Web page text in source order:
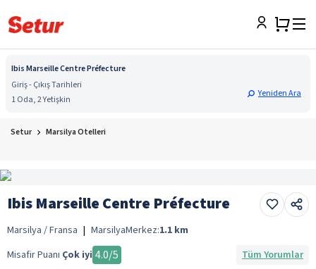
Ibis Marseille Centre Préfecture
Giriş - Çıkış Tarihleri
1 Oda, 2 Yetişkin
Yeniden Ara
Setur Marsilya Otelleri
Ibis Marseille Centre Préfecture
Marsilya / Fransa | MarsilyaMerkez:1.1 km
Misafir Puanı Çok iyi 4.0/5
Tüm Yorumlar